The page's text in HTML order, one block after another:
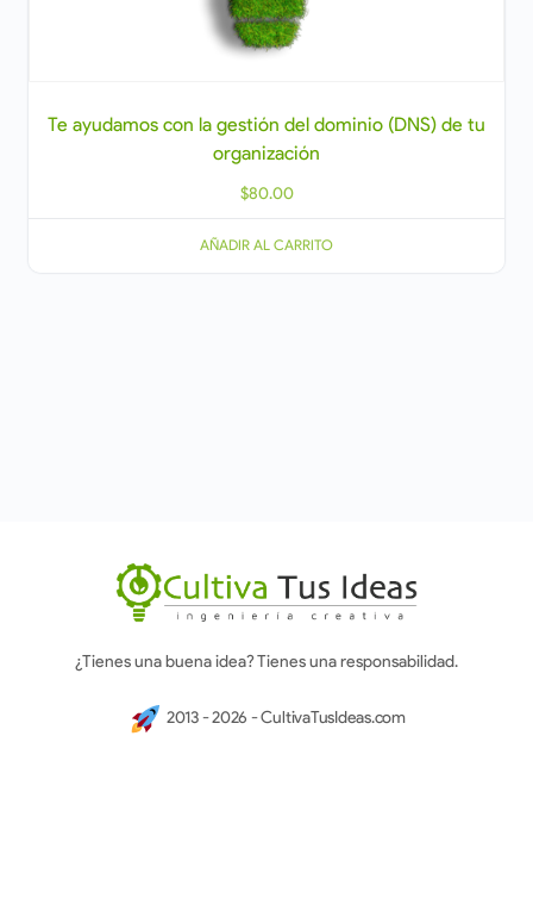
Te ayudamos con la gestión del dominio (DNS) de tu
organización
$80.00
AÑADIR AL CARRITO
¿Tienes una buena idea? Tienes una responsabilidad.
2013 - 2026 - CultivaTusIdeas.com